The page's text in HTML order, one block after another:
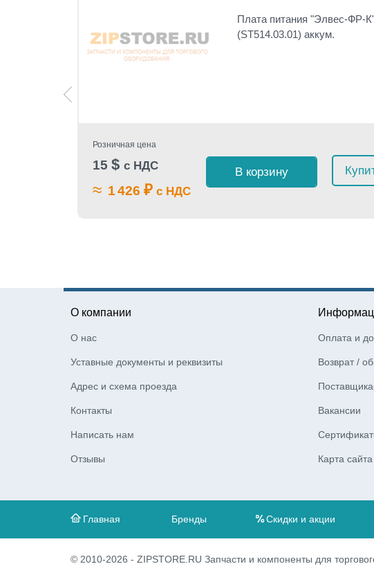
Плата питания "Элвес-ФР-
(ST514.03.01) аккум.
Розничная цена
15 $ с НДС
≈ 1 426 ₽ с НДС
В корзину
О компании
О нас
Уставные документы и реквизиты
Адрес и схема проезда
Контакты
Написать нам
Отзывы
Оплата и
Возврат /
Вакансии
Карта сайта
Главная Бренды Скидки и акции
© 2010-2026 - ZIPSTORE.RU Запчасти и компоненты для